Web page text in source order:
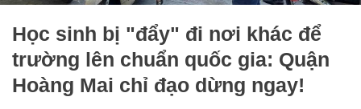
Học sinh bị "đẩy" đi nơi khác để
trường lên chuẩn quốc gia: Quận
Hoàng Mai chỉ đạo dừng ngay!